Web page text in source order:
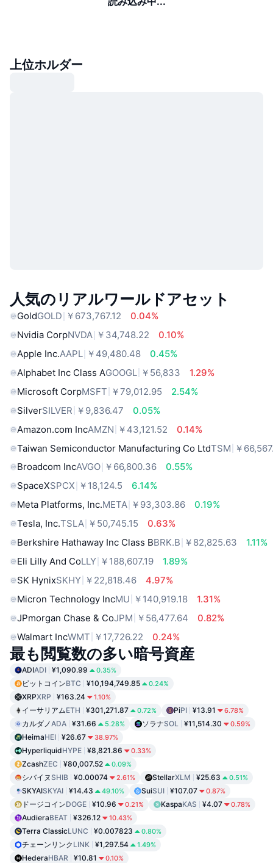
上位ホルダー
人気のリアルワールドアセット
GoldGOLD ￥673,767.12
0.04%
Nvidia CorpNVDA ￥34,748.22
0.10%
Apple Inc.AAPL ￥49,480.48
0.45%
Alphabet Inc Class AGOOGL ￥56,833
1.29%
Microsoft CorpMSFT ￥79,012.95
2.54%
SilverSILVER ￥9,836.47
0.05%
Amazon.com IncAMZN ￥43,121.52
0.14%
Taiwan Semiconductor Manufacturing Co LtdTSM ￥
Broadcom IncAVGO ￥66,800.36
0.55%
SpaceXSPCX ￥18,124.5
6.14%
Meta Platforms, Inc.META ￥93,303.86
0.19%
Tesla, Inc.TSLA ￥50,745.15
0.63%
Berkshire Hathaway Inc Class BBRK.B ￥82,825.63
1.11%
Eli Lilly And CoLLY ￥188,607.19
1.89%
SK HynixSKHY ￥22,818.46
4.97%
Micron Technology IncMU ￥140,919.18
1.31%
JPmorgan Chase & CoJPM ￥56,477.64
0.82%
Walmart IncWMT ￥17,726.22 0.24%
最も閲覧数の多い暗号資産
ADIADI ¥1,090.99 0.35%
ビットコインBTC ¥10,194,749.85 0.24%
XRPXRP ¥163.24 1.10%
イーサリアムETH ¥301,271.87 0.72% PiPI ¥13.91 6.78%
カルダノADA ¥31.66 5.28% ソラナSOL ¥11,514.30 0.59%
HeimaHEI ¥26.67 38.97%
HyperliquidHYPE ¥8,821.86 0.33%
ZcashZEC ¥80,007.52 0.09%
シバイヌ SHIB ¥0.00074 2.61% StellarXLM ¥25.63 0.51%
SKYAISKYAI ¥14.43 49.10% SuiSUI ¥107.07 0.87%
ドージコインDOGE ¥10.96 0.21% KaspaKAS ¥4.07 0.78%
AudieraBEAT ¥326.12 10.43%
Terra ClassicLUNC ¥0.007823 0.80%
チェーンリンク LINK ¥1,297.54 1.49%
HederaHBAR ¥10.81 0.10%